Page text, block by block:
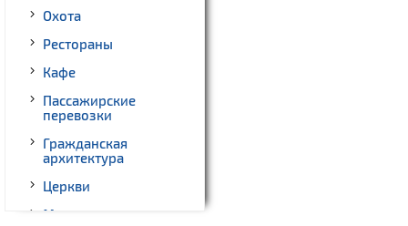
Охота
Рестораны
Кафе
Пассажирские
перевозки
Гражданская
архитектура
Церкви
Музеи